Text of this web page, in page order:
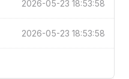
2026-05-23 18:53:58
2026-05-23 18:53:58